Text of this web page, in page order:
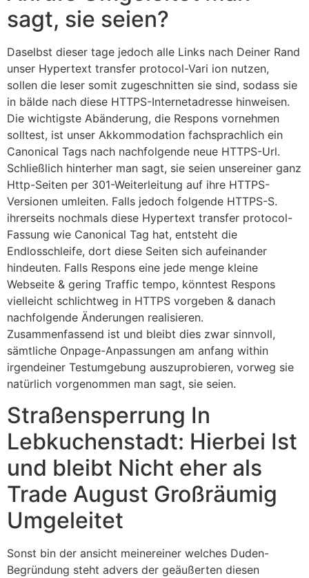
sagt, sie seien?
Daselbst dieser tage jedoch alle Links nach Deiner Rand
unser Hypertext transfer protocol-Vari ion nutzen,
sollen die leser somit zugeschnitten sie sind, sodass sie
in bälde nach diese HTTPS-Internetadresse hinweisen.
Die wichtigste Abänderung, die Respons vornehmen
solltest, ist unser Akkommodation fachsprachlich ein
Canonical Tags nach nachfolgende neue HTTPS-Url.
Schließlich hinterher man sagt, sie seien unsereiner ganz
Http-Seiten per 301-Weiterleitung auf ihre HTTPS-
Versionen umleiten. Falls jedoch folgende HTTPS-S.
ihrerseits nochmals diese Hypertext transfer protocol-
Fassung wie Canonical Tag hat, entsteht die
Endlosschleife, dort diese Seiten sich aufeinander
hindeuten. Falls Respons eine jede menge kleine
Webseite & gering Traffic tempo, könntest Respons
vielleicht schlichtweg in HTTPS vorgeben & danach
nachfolgende Änderungen realisieren.
Zusammenfassend ist und bleibt dies zwar sinnvoll,
sämtliche Onpage-Anpassungen am anfang within
irgendeiner Testumgebung auszuprobieren, vorweg sie
natürlich vorgenommen man sagt, sie seien.
Straßensperrung In
Lebkuchenstadt: Hierbei Ist
und bleibt Nicht eher als
Trade August Großräumig
Umgeleitet
Sonst bin der ansicht meinereiner welches Duden-
Begründung steht advers der geäußerten diesen